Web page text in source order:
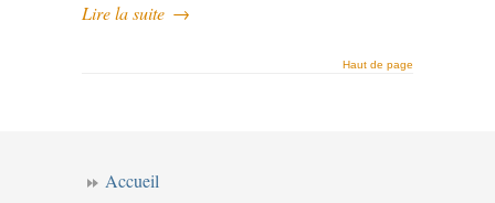
Lire la suite →
Haut de page
Accueil